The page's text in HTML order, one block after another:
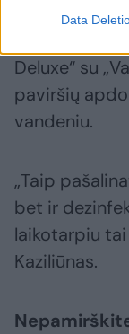
Data
Po siurbimo
Deluxe“ su
paviršių
vandeniu.
„Taip
bet ir
laikotarpiu tai
Kaziliūnas.